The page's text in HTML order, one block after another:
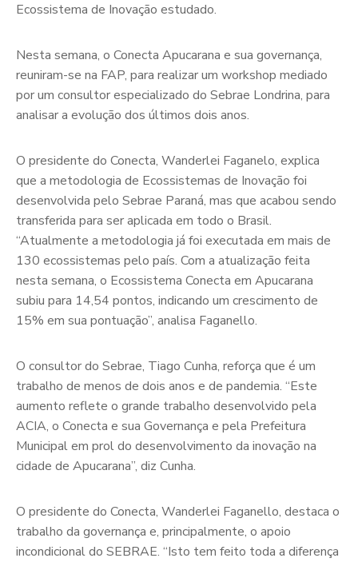
Ecossistema de Inovação estudado.
Nesta semana, o Conecta Apucarana e sua governança,
reuniram-se na FAP, para realizar um workshop mediado
por um consultor especializado do Sebrae Londrina, para
analisar a evolução dos últimos dois anos.
O presidente do Conecta, Wanderlei Faganelo, explica
que a metodologia de Ecossistemas de Inovação foi
desenvolvida pelo Sebrae Paraná, mas que acabou sendo
transferida para ser aplicada em todo o Brasil.
“Atualmente a metodologia já foi executada em mais de
130 ecossistemas pelo país. Com a atualização feita
nesta semana, o Ecossistema Conecta em Apucarana
subiu para 14,54 pontos, indicando um crescimento de
15% em sua pontuação”, analisa Faganello.
O consultor do Sebrae, Tiago Cunha, reforça que é um
trabalho de menos de dois anos e de pandemia. “Este
aumento reflete o grande trabalho desenvolvido pela
ACIA, o Conecta e sua Governança e pela Prefeitura
Municipal em prol do desenvolvimento da inovação na
cidade de Apucarana”, diz Cunha.
O presidente do Conecta, Wanderlei Faganello, destaca o
trabalho da governança e, principalmente, o apoio
incondicional do SEBRAE. “Isto tem feito toda a diferença